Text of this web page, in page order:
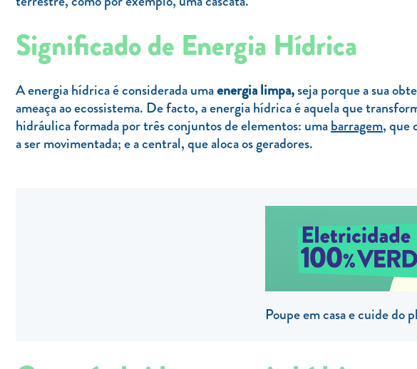
Significado de Energia Hídrica
A energia hídrica é considerada umaenergia limpa,seja porque a sua
ameaça ao ecossistema. De facto, a energia hídrica é aquela que
hidráulica formada por três conjuntos de elementos: umabarragem, que
a ser movimentada; e a central, que aloca os geradores.
Poupe em casa e cuide do